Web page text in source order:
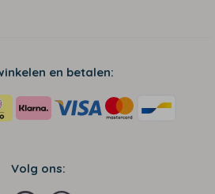
en betalen:
Volg ons: